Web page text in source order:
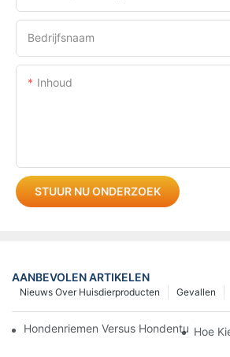
Bedrijfsnaam
Inhoud
STUUR NU ONDERZOEK
AANBEVOLEN ARTIKELEN
Gevallen
Nieuws Over Huisdierproducten
Hondenriemen Versus Hondentuigen:
Hoe